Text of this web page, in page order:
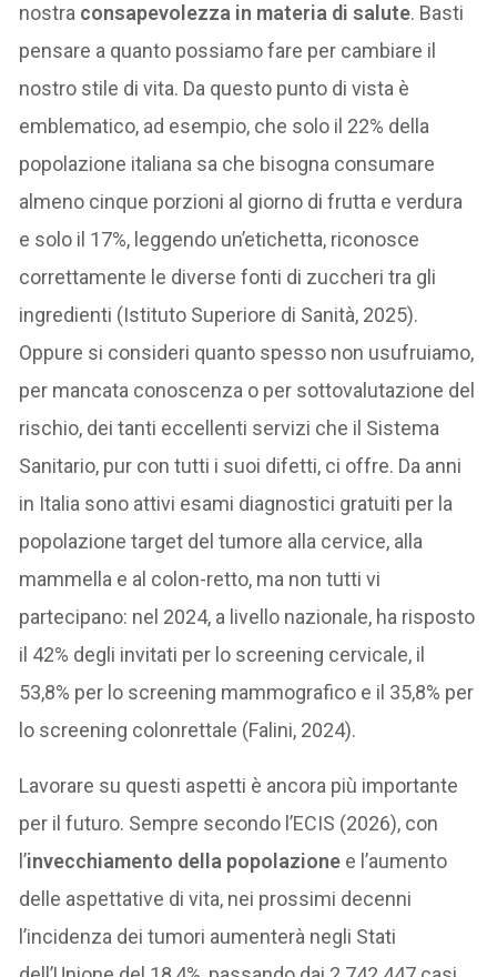
nostra consapevolezza in materia di salute. Basti
pensare a quanto possiamo fare per cambiare il
nostro stile di vita. Da questo punto di vista è
emblematico, ad esempio, che solo il 22% della
popolazione italiana sa che bisogna consumare
almeno cinque porzioni al giorno di frutta e verdura
e solo il 17%, leggendo un’etichetta, riconosce
correttamente le diverse fonti di zuccheri tra gli
ingredienti (Istituto Superiore di Sanità, 2025).
Oppure si consideri quanto spesso non usufruiamo,
per mancata conoscenza o per sottovalutazione del
rischio, dei tanti eccellenti servizi che il Sistema
Sanitario, pur con tutti i suoi difetti, ci offre. Da anni
in Italia sono attivi esami diagnostici gratuiti per la
popolazione target del tumore alla cervice, alla
mammella e al colon-retto, ma non tutti vi
partecipano: nel 2024, a livello nazionale, ha risposto
il 42% degli invitati per lo screening cervicale, il
53,8% per lo screening mammografico e il 35,8% per
lo screening colonrettale (Falini, 2024).
Lavorare su questi aspetti è ancora più importante
per il futuro. Sempre secondo l’ECIS (2026), con
l’invecchiamento della popolazione e l’aumento
delle aspettative di vita, nei prossimi decenni
l’incidenza dei tumori aumenterà negli Stati